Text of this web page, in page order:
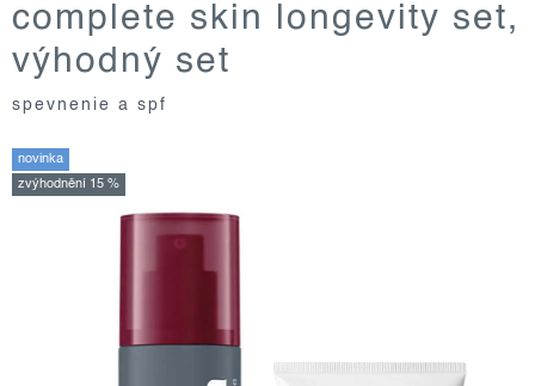
complete skin longevity set,
výhodný set
spevnenie a spf
novinka
zvýhodnění 15 %